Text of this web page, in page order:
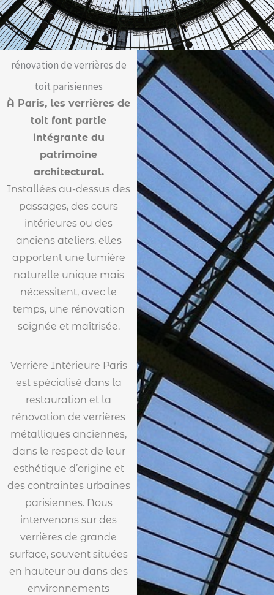
rénovation de verrières de
toit parisiennes
À Paris, les verrières de
toit font partie
intégrante du
patrimoine
architectural.
Installées au-dessus des
passages, des cours
intérieures ou des
anciens ateliers, elles
apportent une lumière
naturelle unique mais
nécessitent, avec le
temps, une rénovation
soignée et maîtrisée.
Verrière Intérieure Paris
est spécialisé dans la
restauration et la
rénovation de verrières
métalliques anciennes,
dans le respect de leur
esthétique d’origine et
des contraintes urbaines
parisiennes. Nous
intervenons sur des
verrières de grande
surface, souvent situées
en hauteur ou dans des
environnements